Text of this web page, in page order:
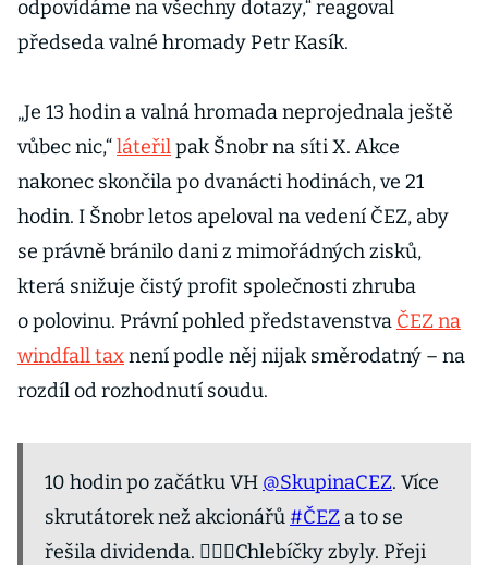
odpovídáme na všechny dotazy,“ reagoval
předseda valné hromady Petr Kasík.
„Je 13 hodin a valná hromada neprojednala ještě
vůbec nic,“láteřilpak Šnobr na síti X. Akce
nakonec skončila po dvanácti hodinách, ve 21
hodin. I Šnobr letos apeloval na vedení ČEZ, aby
se právně bránilo dani z mimořádných zisků,
která snižuje čistý profit společnosti zhruba
o polovinu. Právní pohled představenstva ČEZ na
windfall taxnení podle něj nijak směrodatný – na
rozdíl od rozhodnutí soudu.
10 hodin po začátku VH ⁦ @SkupinaCEZ⁩. Více
skrutátorek než akcionářů #ČEZ a to se
řešila dividenda. 🤷🏼‍♂️Chlebíčky zbyly. Přeji